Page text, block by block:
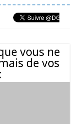
vous ne
de vos